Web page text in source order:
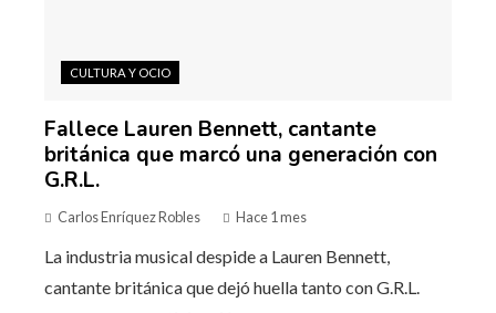
CULTURA Y OCIO
Fallece Lauren Bennett, cantante
británica que marcó una generación con
G.R.L.
Carlos Enríquez Robles Hace 1 mes
La industria musical despide a Lauren Bennett,
cantante británica que dejó huella tanto con G.R.L.